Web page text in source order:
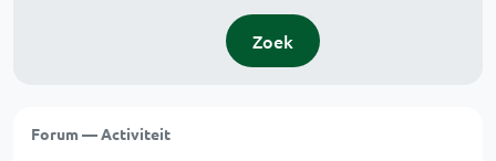
Zoek
Forum — Activiteit